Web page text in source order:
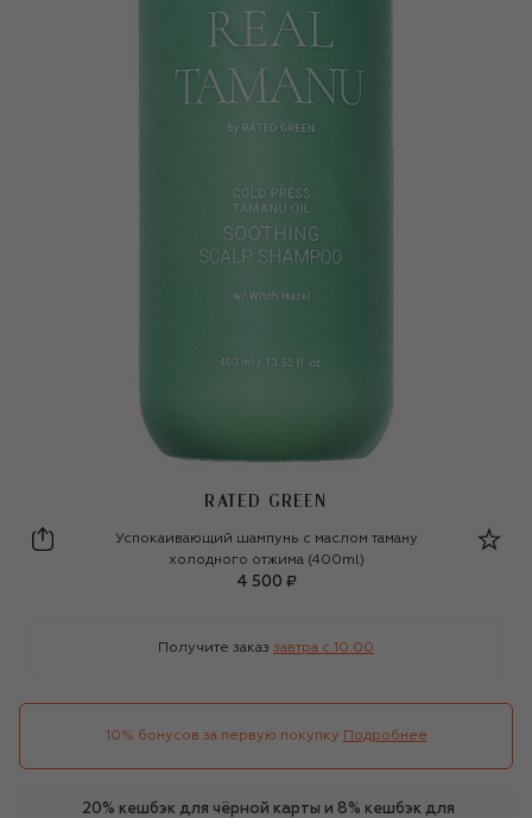
RATED GREEN
Rated Green
Успокаивающий шампунь с маслом таману
холодного отжима (400ml)
4 500 ₽
Получите заказ завтра c 10:00
10% бонусов за первую покупку Подробнее
20% кешбэк для чёрной карты и 8% кешбэк для